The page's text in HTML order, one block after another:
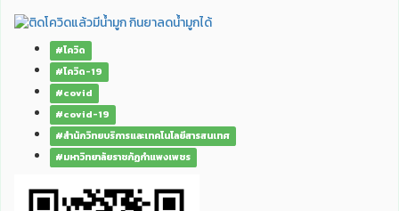
#โควิด
#โควิด-19
#covid
#covid-19
#สำนักวิทยบริการและเทคโนโลยีสารสนเทศ
#มหาวิทยาลัยราชภัฏกำแพงเพชร